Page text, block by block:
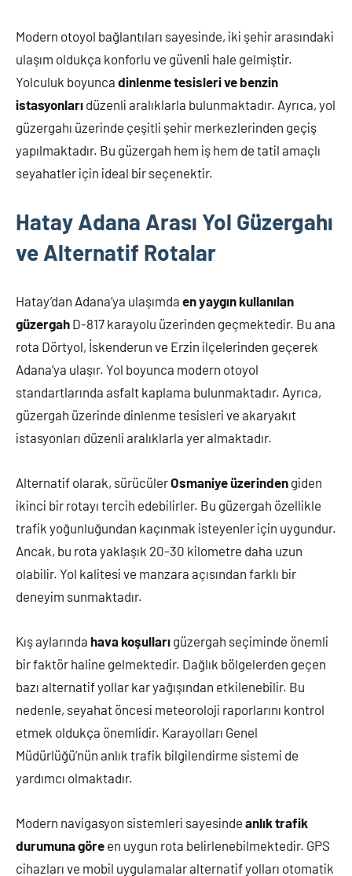
Modern otoyol bağlantıları sayesinde, iki şehir arasındaki
ulaşım oldukça konforlu ve güvenli hale gelmiştir.
Yolculuk boyunca dinlenme tesisleri ve benzin
istasyonları düzenli aralıklarla bulunmaktadır. Ayrıca, yol
güzergahı üzerinde çeşitli şehir merkezlerinden geçiş
yapılmaktadır. Bu güzergah hem iş hem de tatil amaçlı
seyahatler için ideal bir seçenektir.
Hatay Adana Arası Yol Güzergahı
ve Alternatif Rotalar
Hatay’dan Adana’ya ulaşımda en yaygın kullanılan
güzergah D-817 karayolu üzerinden geçmektedir. Bu ana
rota Dörtyol, İskenderun ve Erzin ilçelerinden geçerek
Adana’ya ulaşır. Yol boyunca modern otoyol
standartlarında asfalt kaplama bulunmaktadır. Ayrıca,
güzergah üzerinde dinlenme tesisleri ve akaryakıt
istasyonları düzenli aralıklarla yer almaktadır.
Alternatif olarak, sürücülerOsmaniye üzerinden giden
ikinci bir rotayı tercih edebilirler. Bu güzergah özellikle
trafik yoğunluğundan kaçınmak isteyenler için uygundur.
Ancak, bu rota yaklaşık 20-30 kilometre daha uzun
olabilir. Yol kalitesi ve manzara açısından farklı bir
deneyim sunmaktadır.
Kış aylarında hava koşulları güzergah seçiminde önemli
bir faktör haline gelmektedir. Dağlık bölgelerden geçen
bazı alternatif yollar kar yağışından etkilenebilir. Bu
nedenle, seyahat öncesi meteoroloji raporlarını kontrol
etmek oldukça önemlidir. Karayolları Genel
Müdürlüğü’nün anlık trafik bilgilendirme sistemi de
yardımcı olmaktadır.
Modern navigasyon sistemleri sayesinde anlık trafik
durumuna göre en uygun rota belirlenebilmektedir. GPS
cihazları ve mobil uygulamalar alternatif yolları otomatik